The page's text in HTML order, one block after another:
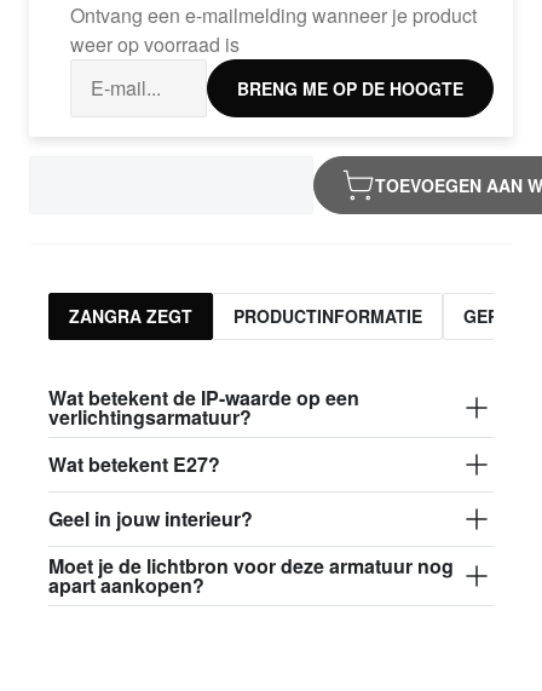
Ontvang een e-mailmelding wanneer je product
weer op voorraad is
BRENG ME OP DE HOOGTE
TOEVOEGEN AAN
ZANGRA ZEGT PRODUCTINFORMATIE
Wat betekent de IP-waarde op een
verlichtingsarmatuur?
Wat betekent E27?
Geel in jouw interieur?
Moet je de lichtbron voor deze armatuur nog
apart aankopen?